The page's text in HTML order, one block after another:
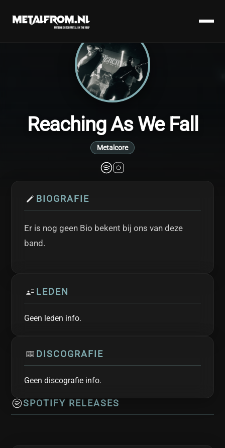
Reaching As We Fall
Metalcore
BIOGRAFIE
Er is nog geen Bio bekent bij ons van deze
band.
LEDEN
Geen leden info.
DISCOGRAFIE
Geen discografie info.
SPOTIFY RELEASES